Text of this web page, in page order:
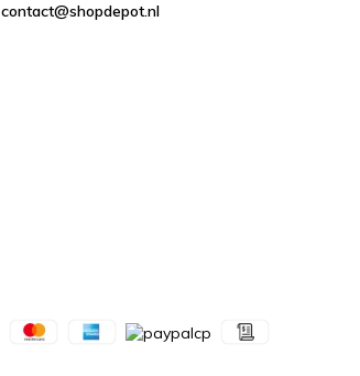
contact@shopdepot.nl